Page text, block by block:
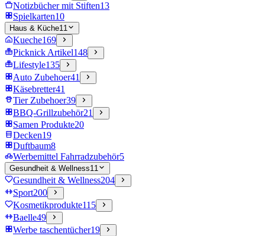
Notizbücher mit Stiften13
Spielkarten10
Haus & Küche11
Kueche169
Picknick Artikel148
Lifestyle135
Auto Zubehoer41
Käsebretter41
Tier Zubehoer39
BBQ-Grillzubehör21
Samen Produkte20
Decken19
Duftbaum8
Werbemittel Fahrradzubehör5
Gesundheit & Wellness11
Gesundheit & Wellness204
Sport200
Kosmetikprodukte115
Baelle49
Werbe taschentücher19